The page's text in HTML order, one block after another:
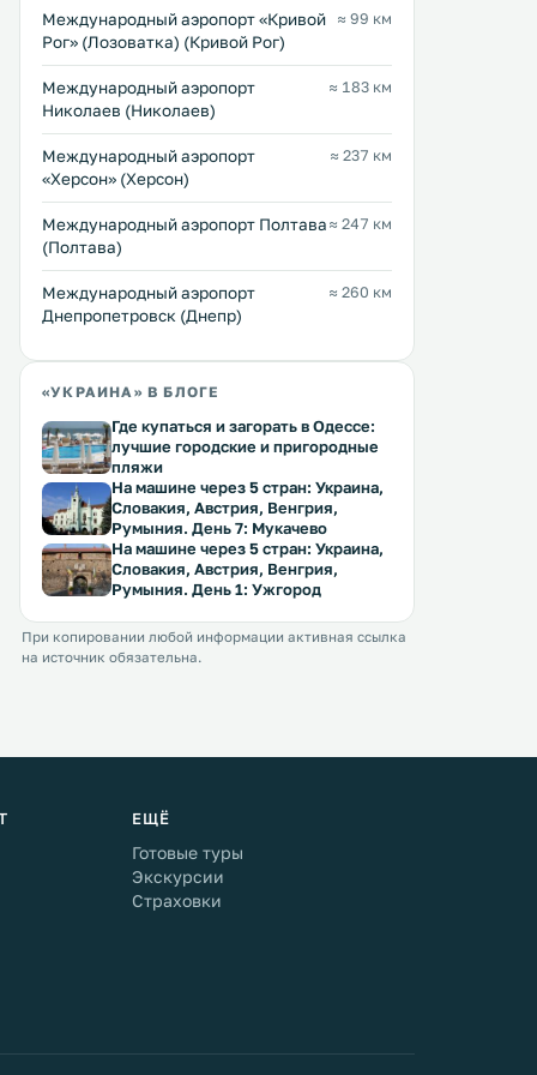
Международный аэропорт «Кривой
Рог» (Лозоватка) (Кривой Рог)
≈ 99 км
Международный аэропорт
Николаев (Николаев)
≈ 183 км
Международный аэропорт
«Херсон» (Херсон)
≈ 237 км
Международный аэропорт Полтава
(Полтава)
≈ 247 км
Международный аэропорт
Днепропетровск (Днепр)
≈ 260 км
«УКРАИНА» В БЛОГЕ
Где купаться и загорать в Одессе:
лучшие городские и пригородные
пляжи
На машине через 5 стран: Украина,
Словакия, Австрия, Венгрия,
Румыния. День 7: Мукачево
На машине через 5 стран: Украина,
Словакия, Австрия, Венгрия,
Румыния. День 1: Ужгород
При копировании любой информации активная ссылка
на источник обязательна.
ЕЩЁ
Готовые туры
Экскурсии
Страховки